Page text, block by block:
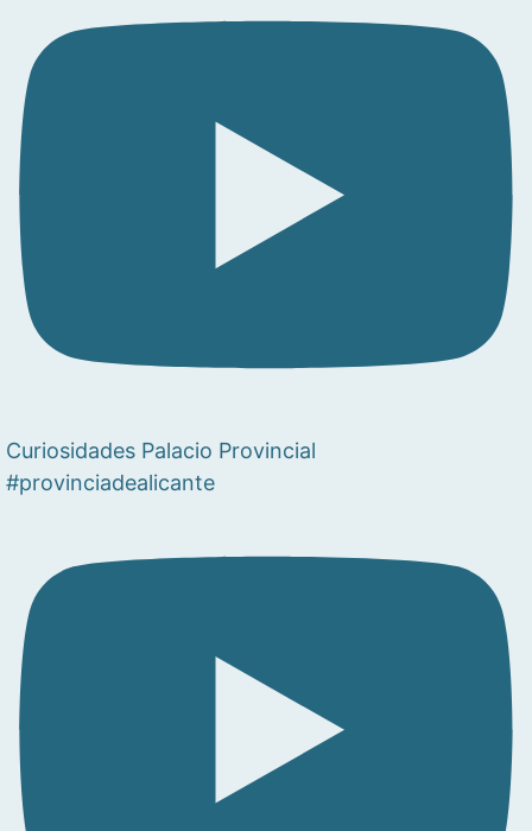
Curiosidades Palacio Provincial
#provinciadealicante